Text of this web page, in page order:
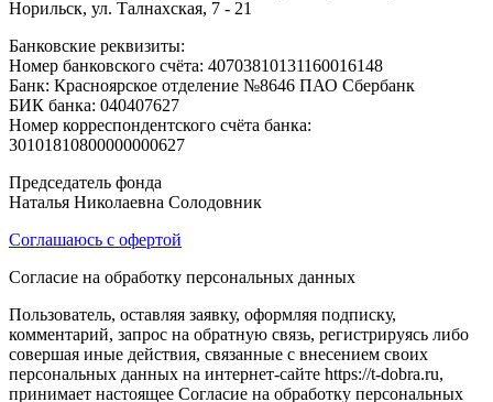
Норильск, ул. Талнахская, 7 - 21
Банковские реквизиты:
Номер банковского счёта: 40703810131160016148
Банк: Красноярское отделение №8646 ПАО Сбербанк
БИК банка: 040407627
Номер корреспондентского счёта банка:
30101810800000000627
Председатель фонда
Наталья Николаевна Солодовник
Соглашаюсь с офертой
Согласие на обработку персональных данных
Пользователь, оставляя заявку, оформляя подписку,
комментарий, запрос на обратную связь, регистрируясь либо
совершая иные действия, связанные с внесением своих
персональных данных на интернет-сайте https://t-dobra.ru,
принимает настоящее Согласие на обработку персональных